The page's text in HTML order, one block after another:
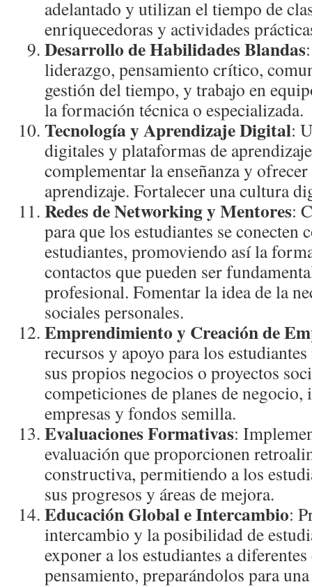
adelantado y utilizan el tiempo de
enriquecedoras y actividades
Desarrollo de Habilidades Blandas
liderazgo, pensamiento crítico,
gestión del tiempo, y trabajo en
la formación técnica o especializada.
Tecnología y Aprendizaje Digital:
digitales y plataformas de
complementar la enseñanza y
aprendizaje. Fortalecer una cultura
Redes de Networking y Mentores:
para que los estudiantes se conecten
estudiantes, promoviendo así la
contactos que pueden ser
profesional. Fomentar la idea de la
sociales personales.
Emprendimiento y Creación de
recursos y apoyo para los
sus propios negocios o proyectos
competiciones de planes de negocio,
empresas y fondos semilla.
Evaluaciones Formativas:
evaluación que proporcionen
constructiva, permitiendo a los
sus progresos y áreas de mejora.
Educación Global e Intercambio:
intercambio y la posibilidad de
exponer a los estudiantes a
pensamiento, preparándolos para